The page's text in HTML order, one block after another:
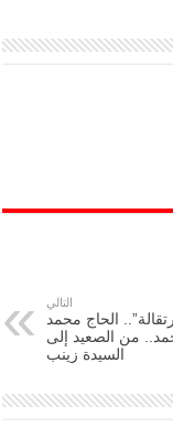
التالي
الحاج محمد
من الصعيد إلى
السيدة زينب